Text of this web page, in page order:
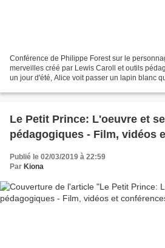
Conférence de Philippe Forest sur le
merveilles créé par Lewis Caroll et outils
un jour d'été, Alice voit passer un lapin blanc
Le Petit Prince: L'oeuvre et
pédagogiques - Film, vidéos
Publié le 02/03/2019 à 22:59
Par Kiona